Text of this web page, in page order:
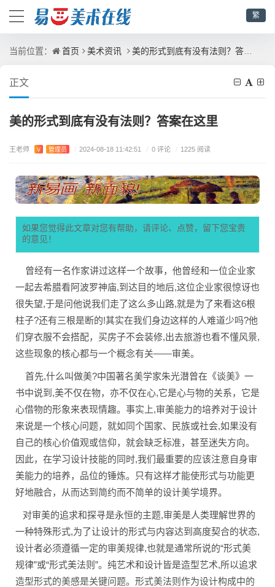
繁
当前位置： 首页 美术资讯 美的形式到底有没有法则？答案在这里
正文
美的形式到底有没有法则？答案在这里
王老师 V 管理员 / 2024-08-18 11:42:51 / 0 评论 / 1225 阅读
如果您觉得此文章对您有帮助，请评论、点赞，留下您宝贵
的意见！
曾经有一名作家讲过这样一个故事，他曾经和一位企业家
一起去希腊看阿波罗神庙,到达目的地后,这位企业家很惊讶也
很失望,于是问他说我们走了这么多山路,就是为了来看这6根
柱子?还有三根是断的!其实在我们身边这样的人难道少吗?他
们穿衣服不会搭配，买房子不会装修,出去旅游也看不懂风景,
这些现象的核心都与一个概念有关——审美。
首先,什么叫做美?中国著名美学家朱光潜曾在《谈美》一
书中说到,美不仅在物，亦不仅在心,它是心与物的关系，它是
心借物的形象来表现情趣。事实上,审美能力的培养对于设计
来说是一个核心问题，就如同个国家、民族或社会,如果没有
自己的核心价值观或信仰，就会缺乏标准，甚至迷失方向。
因此，在学习设计技能的同时,我们最重要的应该注意自身审
美能力的培养，品位的锤炼。只有这样才能使形式与功能更
好地融合，从而达到简约而不简单的设计美学境界。
对审美的追求和探寻是永恒的主题,审美是人类理解世界的
一种特殊形式,为了让设计的形式与内容达到高度契合的状态,
设计者必须遵循一定的审美规律,也就是通常所说的“形式美
规律”或“形式美法则”。纯艺术和设计皆是造型艺术,所以追求
造型形式的美感是关键问题。形式美法则作为设计构成中的